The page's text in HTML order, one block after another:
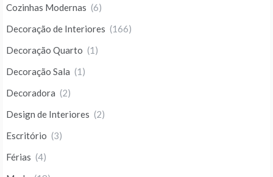
Cozinhas Modernas (6)
Decoração de Interiores (166)
Decoração Quarto (1)
Decoração Sala (1)
Decoradora (2)
Design de Interiores (2)
Escritório (3)
Férias (4)